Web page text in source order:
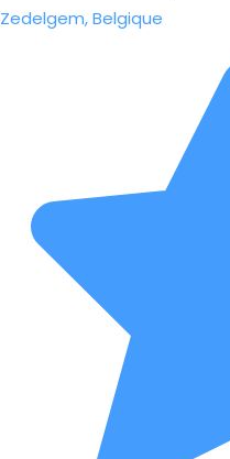
Zedelgem, Belgique